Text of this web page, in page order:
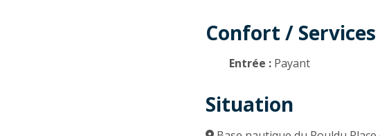
Confort / Services
Entrée : Payant
Situation